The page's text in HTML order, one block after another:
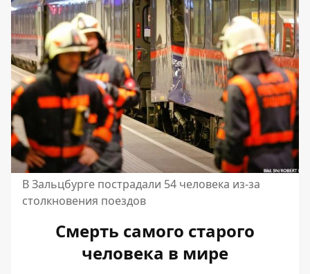
В Зальцбурге пострадали 54 человека из-за
столкновения поездов
Смерть самого старого
человека в мире